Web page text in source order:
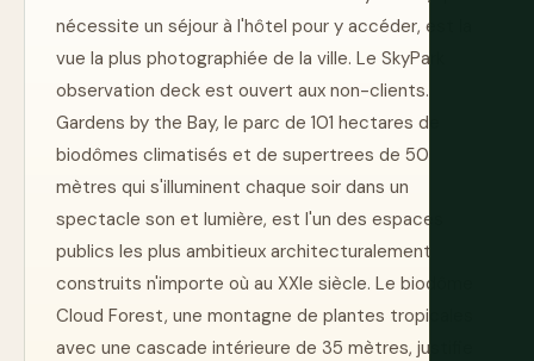
nécessite un séjour à l'hôtel pour y accéder, est la
vue la plus photographiée de la ville. Le SkyPark
observation deck est ouvert aux non-clients.
Gardens by the Bay, le parc de 101 hectares de
biodômes climatisés et de supertrees de 50
mètres qui s'illuminent chaque soir dans un
spectacle son et lumière, est l'un des espaces
publics les plus ambitieux architecturalement
construits n'importe où au XXIe siècle. Le biodôme
Cloud Forest, une montagne de plantes tropicales
avec une cascade intérieure de 35 mètres, justifie